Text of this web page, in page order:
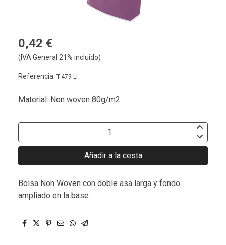
0,42 €
(IVA General 21% incluido)
Referencia: T-479-LI
Material: Non woven 80g/m2
Añadir a la cesta
Bolsa Non Woven con doble asa larga y fondo
ampliado en la base.